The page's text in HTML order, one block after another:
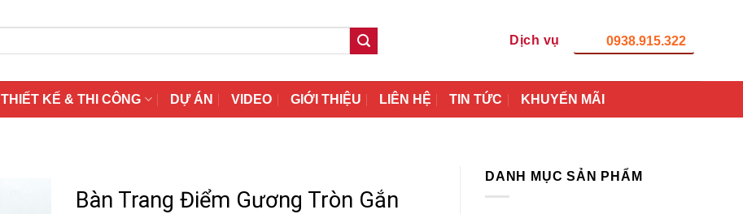
Dịch vụ 0938.915.322
THIẾT KẾ & THI CÔNG DỰ ÁN VIDEO GIỚI THIỆU LIÊN HỆ TIN TỨC KHUYẾN MÃI
DANH MỤC SẢN PHẨM
Bàn Trang Điểm Gương Tròn Gắn